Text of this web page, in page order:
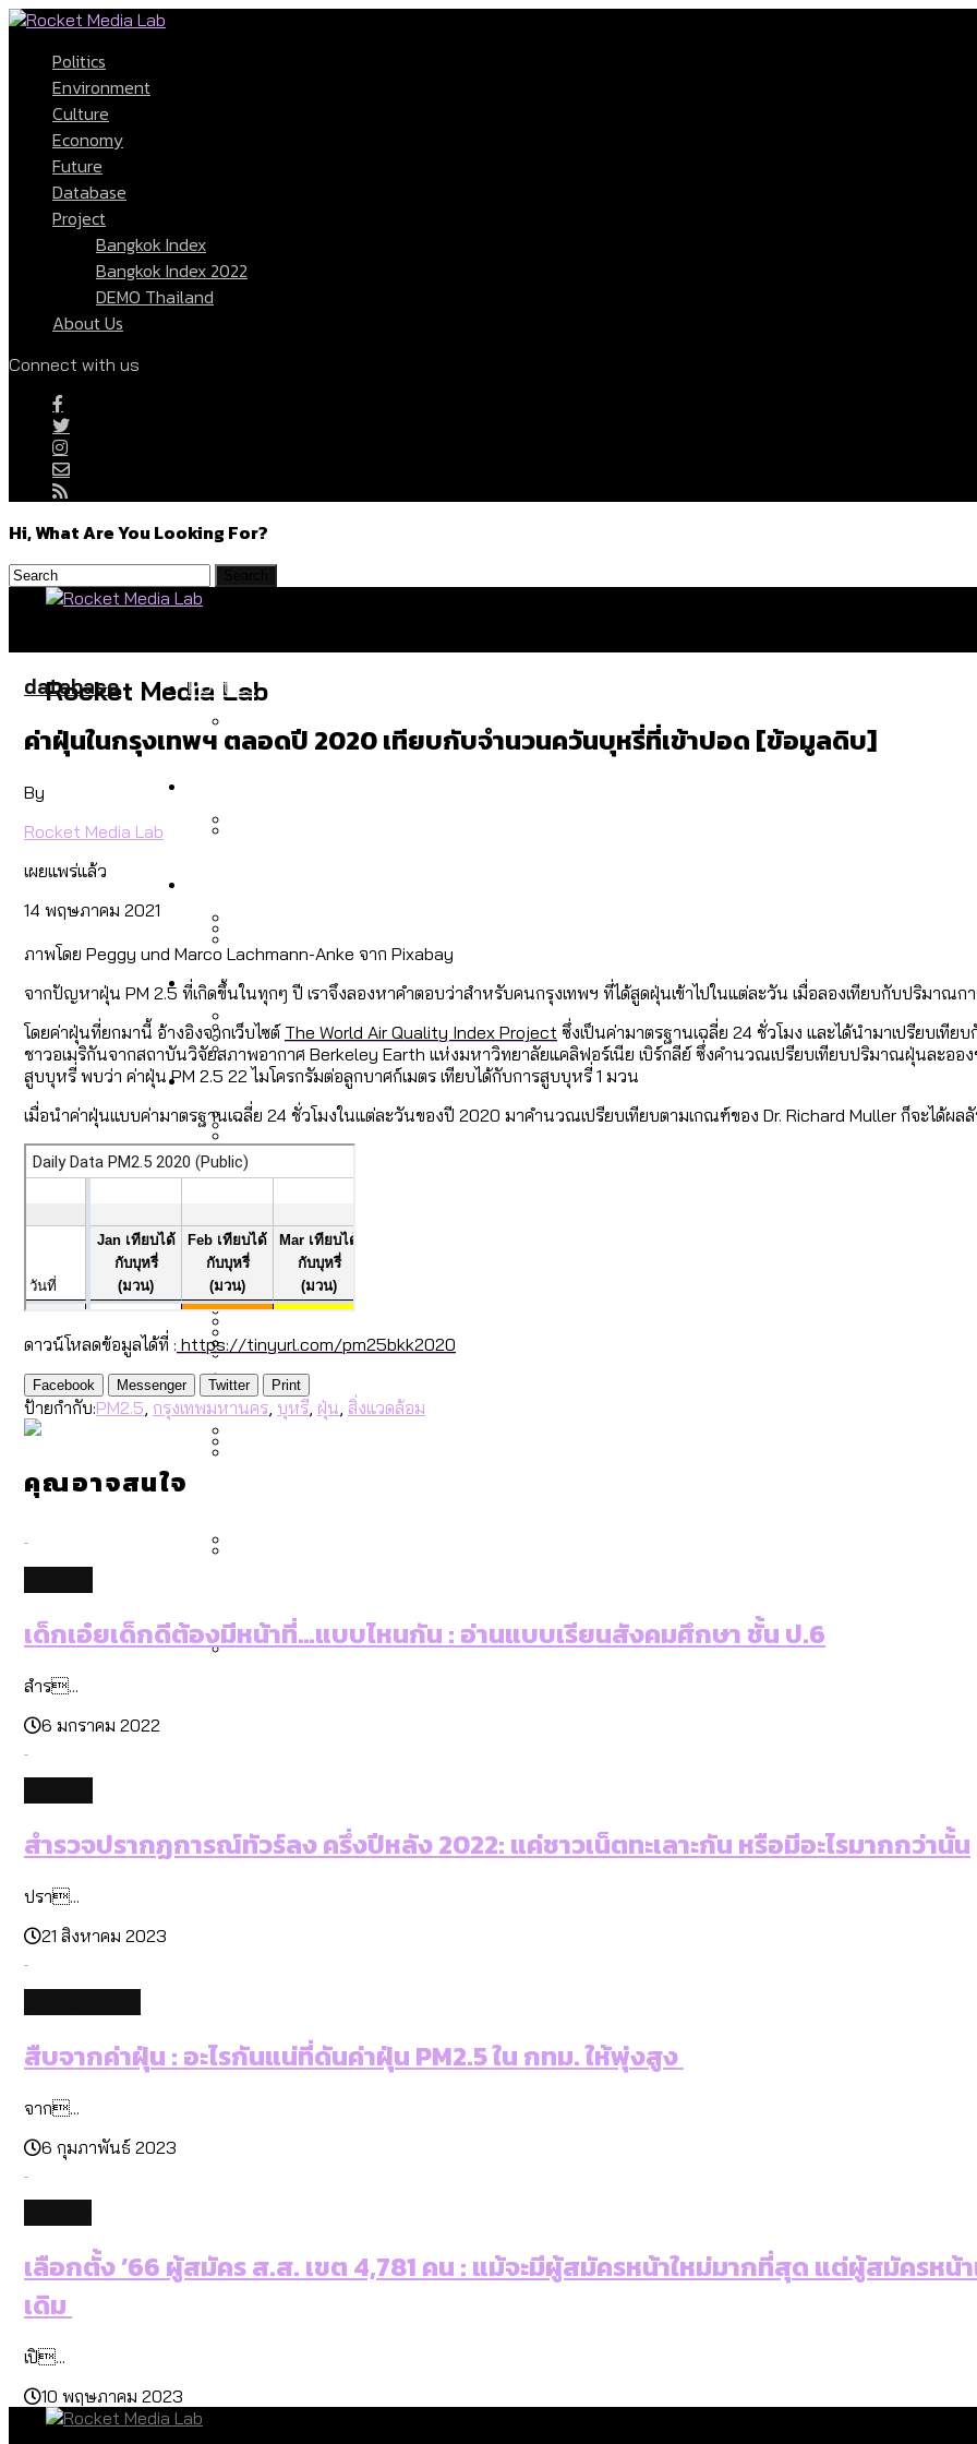
Politics
Environment
Culture
Economy
Future
Database
Project
Bangkok Index
Bangkok Index 2022
DEMO Thailand
About Us
Connect with us
Hi, What Are You Looking For?
Rocket Media Lab
Politics
สมุดจดการบ้าน ส.ก. 2569 : แต่ละเขตมีปัญหาอะไรที่ ส.ก. ต้องทำการบ้าน
Vote62 ขอบคุณประชาชนที่ร่วมสังเกตการณ์การเลือกตั้งชวนคุยกันถึงบทเรียนที่เร
สวนสาธารณะและพื้นที่สีเขียวใน กทม. เพิ่มขึ้นและเข้าถึงได้มากน้อยแค่ไหน
ขยะมูลฝอย 2568 [ข้อมูลดิบ]
งบระบายน้ำ-ป้องกันน้ำท่วม 4 ปี (2566-2569) ของ กทม. ในยุคชัชชาติ ลงเขตไหน ทำ
โลกใบเดียว สิทธิไม่เท่ากัน: กฎหมายการรับรองเพศของ Transgender ทั่วโลก ประเท
สำรวจ Hate Speech ที่ถูกผลิตซ้ำผ่านวิดีโอ AI ในช่วงความขัดแย้งไทย-กัมพูชา [ข้
ความเกลียดชังที่ขายได้ : สำรวจ Hate Speech ที่ถูกผลิตซ้ำผ่านวิดีโอ AI ในช่วงคว
กรุงเทพฯ เมืองคอนเสิร์ต : สำรวจคอนเสิร์ตและแฟนมีตติ้งในไทยจำนวน 526 งาน ตั้
ปีนกำแพงส่องซีรีส์จีน: จีนส่งออกภาพลักษณ์แบบไหนสู่สายตาโลก
Economy
เมกะโปรเจ็กต์ของ กทม. ในช่วงที่มีการใช้งบคาบเกี่ยวในยุคชัชชาติ มีอะไร ใช้งบแค่ไ
ค่าฝุ่นในกรุงเทพฯ 2025 เทียบกับจำนวนควันบุหรี่ที่เข้าปอด [ข้อมูลดิบ]
สำรวจเศรษฐกิจในกรุงเทพฯ ผ่าน Bangkok Index 2025
สำรวจงบประมาณรายเขตในกรุงเทพฯ ผ่าน Bangkok Index 2025
Future
สังคมผู้สูงอายุไทย [ข้อมูลดิบ]
สำรวจสังคมผู้สูงอายุไทย : 6 จังหวัดเป็นสังคมสูงวัยระดับสุดยอด และ 64 จังหวัดที่ต
กรุงเทพฯ เมืองสังคมผู้สูงอายุ [ข้อมูลดิบ]
Database
สังคมผู้สูงอายุไทย [ข้อมูลดิบ]
สำรวจเหตุไฟไหม้ในกรุงเทพฯ 2568 [ข้อมูลดิบ]
Project
Bangkok Index
Bangkok Index 2022
DEMO Thailand
About Us
database
ค่าฝุ่นในกรุงเทพฯ ตลอดปี 2020 เทียบกับจำนวนควันบุหรี่ที่เข้าปอด [ข้อมูลดิบ]
By
Rocket Media Lab
เผยแพร่แล้ว
14 พฤษภาคม 2021
ภาพโดย Peggy und Marco Lachmann-Anke จาก Pixabay
จากปัญหาฝุ่น PM 2.5 ที่เกิดขึ้นในทุกๆ ปี เราจึงลองหาคำตอบว่าสำหรับคนกรุงเทพฯ ที่ได้สูดฝุ่นเข้าไปในแต่ละวัน เมื่อลองเทียบกับปริมาณก
โดยค่าฝุ่นที่ยกมานี้ อ้างอิงจากเว็บไซต์ The World Air Quality Index Project ซึ่งเป็นค่ามาตรฐานเฉลี่ย 24 ชั่วโมง และได้นำมาเปรียบเ
ชาวอเมริกันจากสถาบันวิจัยสภาพอากาศ Berkeley Earth แห่งมหาวิทยาลัยแคลิฟอร์เนีย เบิร์กลีย์ ซึ่งคำนวณเปรียบเทียบปริมาณฝุ่นละอ
สูบบุหรี่ พบว่า ค่าฝุ่น PM 2.5 22 ไมโครกรัมต่อลูกบาศก์เมตร เทียบได้กับการสูบบุหรี่ 1 มวน
เมื่อนำค่าฝุ่นแบบค่ามาตรฐานเฉลี่ย 24 ชั่วโมงในแต่ละวันของปี 2020 มาคำนวณเปรียบเทียบตามเกณฑ์ของ Dr. Richard Muller ก็จะได้ผล
ดาวน์โหลดข้อมูลได้ที่ : https://tinyurl.com/pm25bkk2020
Facebook Messenger Twitter Print
ป้ายกำกับ:PM2.5 กรุงเทพมหานคร บุหรี่ ฝุ่น สิ่งแวดล้อม
คุณอาจสนใจ
เด็กเอ๋ยเด็กดีต้องมีหน้าที่…แบบไหนกัน : อ่านแบบเรียนสังคมศึกษา ชั้น ป.6
สำร...
6 มกราคม 2022
สำรวจปรากฏการณ์ทัวร์ลง ครึ่งปีหลัง 2022: แค่ชาวเน็ตทะเลาะกัน หรือมีอะไรมากกว่านั้น
ปรา...
21 สิงหาคม 2023
สืบจากค่าฝุ่น : อะไรกันแน่ที่ดันค่าฝุ่น PM2.5 ใน กทม. ให้พุ่งสูง
จาก...
6 กุมภาพันธ์ 2023
เลือกตั้ง ’66 ผู้สมัคร ส.ส. เขต 4,781 คน : แม้จะมีผู้สมัครหน้าใหม่มากที่สุด แต่ผู้สมัครห
เดิม
เปิ...
10 พฤษภาคม 2023